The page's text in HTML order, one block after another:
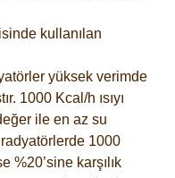
kullanılan
yüksek verimde
1000 Kcal/h ısıyı
ile en az su
1000
%20’sine karşılık